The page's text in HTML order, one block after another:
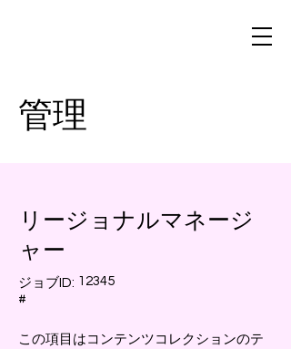
管理
リージョナルマネージ
ャー
ジョブID:
#
12345
この項目はコンテンツコレクションのテ